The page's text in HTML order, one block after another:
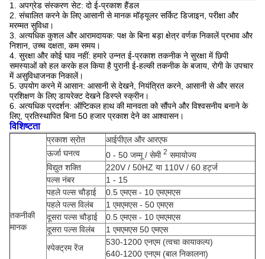
1. अपग्रेड संस्करण सेट: दो ई-प्रकाश हैंडल
2. संचालित करने के लिए आसानी से मानक मॉड्यूलर सर्किट डिजाइन, परीक्षा और
मरम्मत सुविधा।
3. अत्यधिक कुशल और आरामदायक: पक्ष के बिना बड़ा क्षेत्र वर्णक निकालें प्रभाव और
निशान, उच्च दक्षता, कम समय।
4. सुरक्षा और कोई घाव नहीं: हमारे उन्नत ई-प्रकाश तकनीक ने सुरक्षा में छिपी
समस्याओं को हल करके हल किया है पुरानी ई-हल्की तकनीक के बजाय, रोगी के उपचार
में असुविधाजनक निकालें।
5. उपयोग करने में आसान: आसानी से देखने, नियंत्रित करने, आसानी से और सरल
प्रशिक्षण के लिए डायरेक्ट देखने डिस्प्ले स्क्रीन।
6. अत्यधिक प्रदर्शन: ऑप्टिकल हाथ की मानवता को सौंपने और विश्वसनीय बनाने के
लिए, प्रतिस्थापित बिना 50 हजार प्रकाश देने का आश्वासन।
विशिष्टता
तकनीकी
मानक
प्रकाश स्रोत
आईपीएल और आरएफ
ऊर्जा घनत्व
0 - 50 जम्मू / सेमी 2 समायोज्य
विद्युत शक्ति
220V / 50HZ या 110V / 60 हर्ट्ज
पल्स नंबर
1 - 15
पहले पल्स चौड़ाई
0.5 एमएस - 10 एमएमएस
पहले पल्स विलंब
1 एमएमएस - 50 एमएस
दूसरा पल्स चौड़ाई
0.5 एमएस - 10 एमएमएस
दूसरा पल्स विलंब
1 एमएमएस 50 एमएस
स्पेक्ट्रम रेंज
530-1200 एनएम (त्वचा कायाकल्प)
640-1200 एनएम (बाल निकालना)